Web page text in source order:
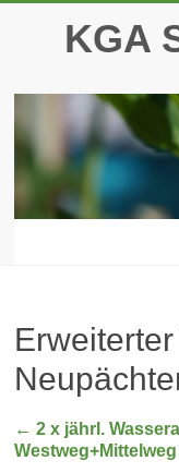
springenKGA
← 2 x jährl.
Westweg+Mittelweg